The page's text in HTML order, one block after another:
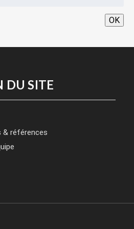
OK
DU SITE
& références